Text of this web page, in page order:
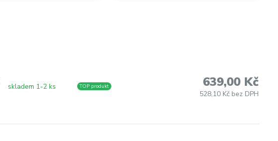
skladem 1-2 ks TOP produkt 639,00 Kč
528,10 Kč bez DPH